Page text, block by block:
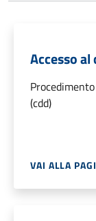
Accesso
(cdd)
VAI ALLA